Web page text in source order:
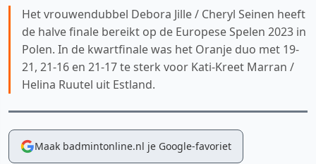
Het vrouwendubbel Debora Jille / Cheryl Seinen heeft
de halve finale bereikt op de Europese Spelen 2023 in
Polen. In de kwartfinale was het Oranje duo met 19-
21, 21-16 en 21-17 te sterk voor Kati-Kreet Marran /
Helina Ruutel uit Estland.
Maak badmintonline.nl je Google-favoriet